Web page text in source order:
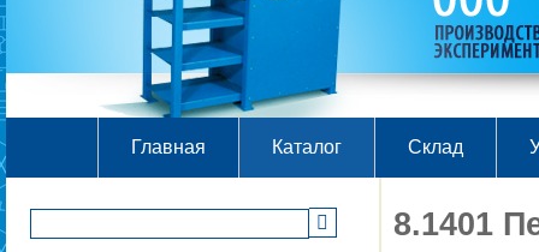
Главная Каталог Склад
8.1401